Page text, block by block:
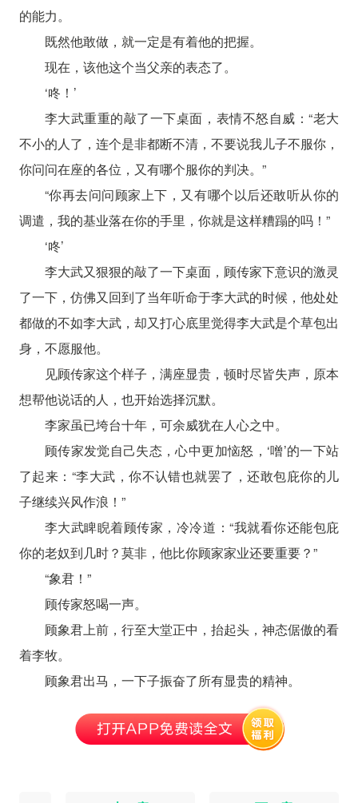
的能力。
既然他敢做，就一定是有着他的把握。
现在，该他这个当父亲的表态了。
‘咚！’
李大武重重的敲了一下桌面，表情不怒自威：“老大
不小的人了，连个是非都断不清，不要说我儿子不服你，
你问问在座的各位，又有哪个服你的判决。”
“你再去问问顾家上下，又有哪个以后还敢听从你的
调遣，我的基业落在你的手里，你就是这样糟蹋的吗！”
‘咚’
李大武又狠狠的敲了一下桌面，顾传家下意识的激灵
了一下，仿佛又回到了当年听命于李大武的时候，他处处
都做的不如李大武，却又打心底里觉得李大武是个草包出
身，不愿服他。
见顾传家这个样子，满座显贵，顿时尽皆失声，原本
想帮他说话的人，也开始选择沉默。
李家虽已垮台十年，可余威犹在人心之中。
顾传家发觉自己失态，心中更加恼怒，‘噌’的一下站
了起来：“李大武，你不认错也就罢了，还敢包庇你的儿
子继续兴风作浪！”
李大武睥睨着顾传家，冷冷道：“我就看你还能包庇
你的老奴到几时？莫非，他比你顾家家业还要重要？”
“象君！”
顾传家怒喝一声。
顾象君上前，行至大堂正中，抬起头，神态倨傲的看
着李牧。
顾象君出马，一下子振奋了所有显贵的精神。